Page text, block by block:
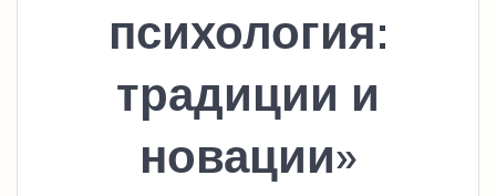
психология:
традиции и
новации»